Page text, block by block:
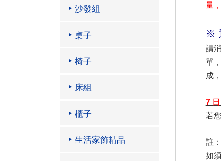
沙發組
桌子
椅子
床組
櫃子
生活家飾精品
量
※
請
單
成
7
若
註
如